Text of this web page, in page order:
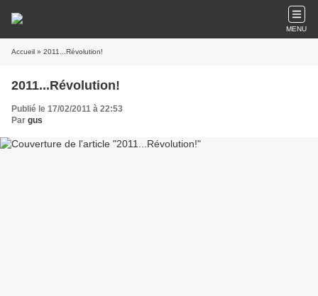
MENU
Accueil » 2011...Révolution!
2011...Révolution!
Publié le 17/02/2011 à 22:53
Par gus